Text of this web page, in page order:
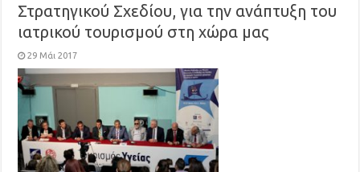
Στρατηγικού Σχεδίου, για την ανάπτυξη του
ιατρικού τουρισμού στη χώρα μας
29 Μάι 2017